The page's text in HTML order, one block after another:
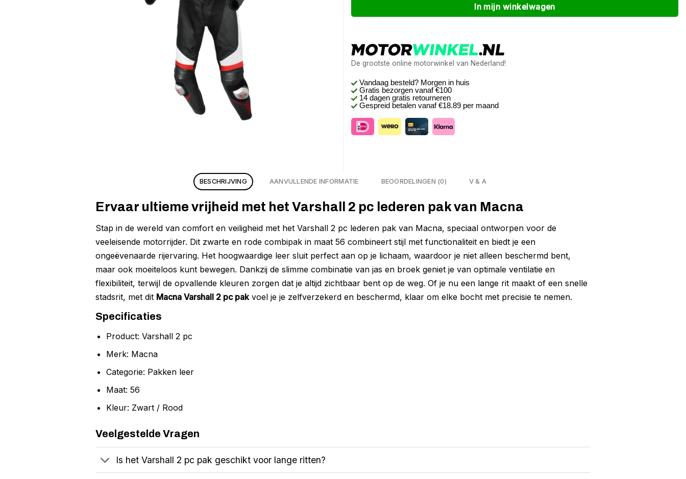
In mijn winkelwagen
De grootste online motorwinkel van Nederland!
Vandaag besteld? Morgen in huis
Gratis bezorgen vanaf €100
14 dagen gratis retourneren
Gespreid betalen vanaf €18.89 per maand
BESCHRIJVING AANVULLENDE INFORMATIE BEOORDELINGEN (0) V & A
Ervaar ultieme vrijheid met het Varshall 2 pc lederen pak van Macna
Stap in de wereld van comfort en veiligheid met het Varshall 2 pc lederen pak van Macna, speciaal ontworpen voor de
veeleisende motorrijder. Dit zwarte en rode combipak in maat 56 combineert stijl met functionaliteit en biedt je een
ongeëvenaarde rijervaring. Het hoogwaardige leer sluit perfect aan op je lichaam, waardoor je niet alleen beschermd bent,
maar ook moeiteloos kunt bewegen. Dankzij de slimme combinatie van jas en broek geniet je van optimale ventilatie en
flexibiliteit, terwijl de opvallende kleuren zorgen dat je altijd zichtbaar bent op de weg. Of je nu een lange rit maakt of een snelle
stadsrit, met dit Macna Varshall 2 pc pakvoel je je zelfverzekerd en beschermd, klaar om elke bocht met precisie te nemen.
Specificaties
Product: Varshall 2 pc
Merk: Macna
Categorie: Pakken leer
Maat: 56
Kleur: Zwart / Rood
Veelgestelde Vragen
Is het Varshall 2 pc pak geschikt voor lange ritten?